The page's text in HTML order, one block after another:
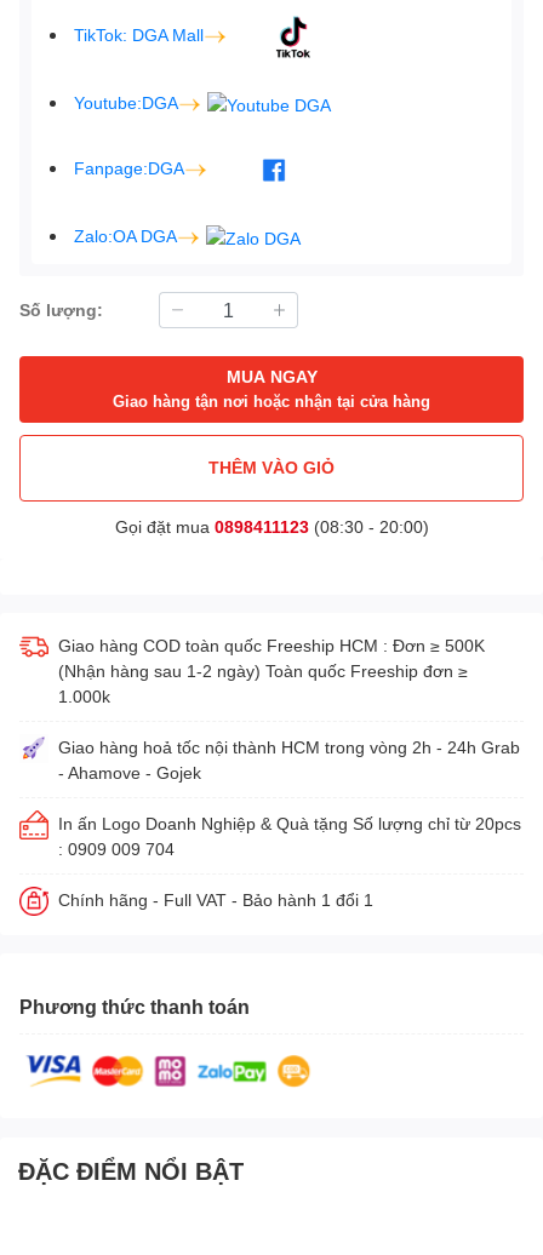
TikTok: DGA Mall
Youtube:DGA
Fanpage:DGA
Zalo:OA DGA
Số lượng:
MUA NGAY
Giao hàng tận nơi hoặc nhận tại cửa hàng
THÊM VÀO GIỎ
Gọi đặt mua 0898411123(08:30 - 20:00)
Giao hàng COD toàn quốc Freeship HCM : Đơn ≥ 500K
(Nhận hàng sau 1-2 ngày) Toàn quốc Freeship đơn ≥
1.000k
Giao hàng hoả tốc nội thành HCM trong vòng 2h - 24h Grab
- Ahamove - Gojek
In ấn Logo Doanh Nghiệp & Quà tặng Số lượng chỉ từ 20pcs
: 0909 009 704
Chính hãng - Full VAT - Bảo hành 1 đổi 1
Phương thức thanh toán
ĐẶC ĐIỂM NỔI BẬT